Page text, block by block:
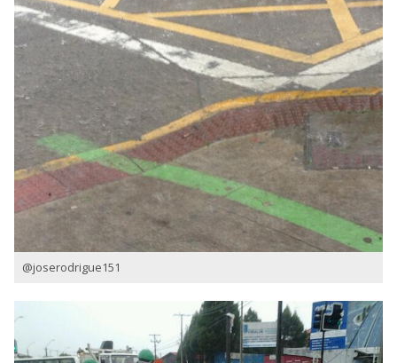
@joserodrigue151